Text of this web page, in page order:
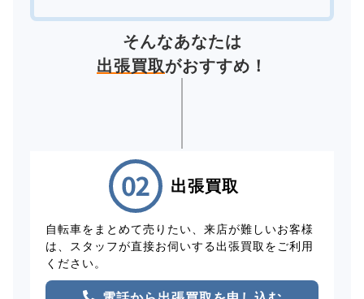
そんなあなたは
出張買取がおすすめ！
出張買取
自転車をまとめて売りたい、来店が難しいお客様
は、スタッフが直接お伺いする出張買取をご利用
ください。